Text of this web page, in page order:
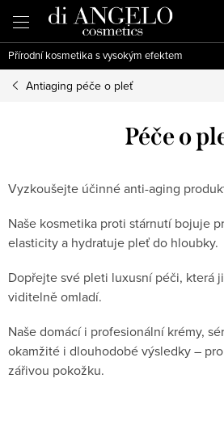
obsah
Přírodní kosmetika s vysokým efektem
Antiaging péče o pleť
Péče o
Vyzkoušejte účinné anti-aging
Naše kosmetika proti stárnutí bojuje
elasticity a hydratuje pleť do hloubky.
Dopřejte své pleti luxusní péči, která
viditelně omladí.
Naše domácí i profesionální krémy,
okamžité i dlouhodobé výsledky –
zářivou pokožku.